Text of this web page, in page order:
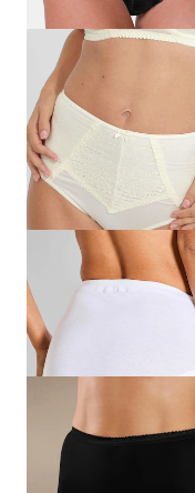
MISS MARY
24,95 €
GÖTTING
19,95 €
Slip en coton
18,95 €